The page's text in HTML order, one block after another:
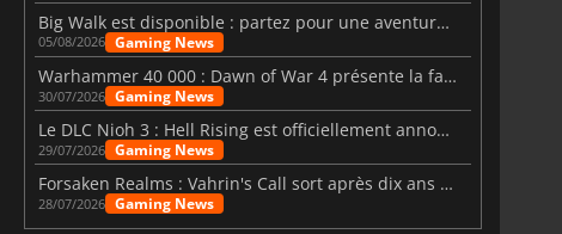
Big Walk est disponible : partez pour une aventure entre amis
05/08/2026 Gaming News
Warhammer 40 000 : Dawn of War 4 présente la faction des Nécrons
30/07/2026 Gaming News
Le DLC Nioh 3 : Hell Rising est officiellement annoncé
29/07/2026 Gaming News
Forsaken Realms : Vahrin's Call sort après dix ans de développement
28/07/2026 Gaming News